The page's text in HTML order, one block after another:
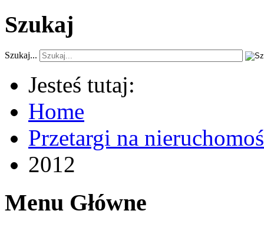
Szukaj
Szukaj...
Jesteś tutaj:
Home
Przetargi na
2012
Menu Główne